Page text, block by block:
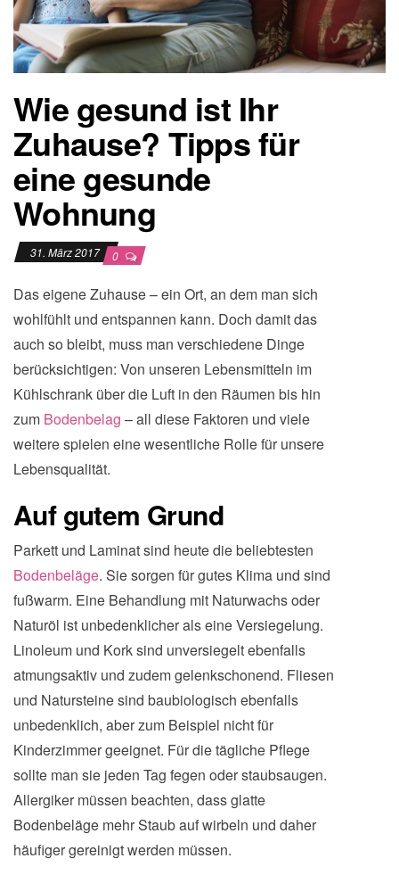
Wie gesund ist Ihr
Zuhause? Tipps für
eine gesunde
Wohnung
31. März 2017 0
Das eigene Zuhause – ein Ort, an dem man sich
wohlfühlt und entspannen kann. Doch damit das
auch so bleibt, muss man verschiedene Dinge
berücksichtigen: Von unseren Lebensmitteln im
Kühlschrank über die Luft in den Räumen bis hin
zum Bodenbelag – all diese Faktoren und viele
weitere spielen eine wesentliche Rolle für unsere
Lebensqualität.
Auf gutem Grund
Parkett und Laminat sind heute die beliebtesten
Bodenbeläge. Sie sorgen für gutes Klima und sind
fußwarm. Eine Behandlung mit Naturwachs oder
Naturöl ist unbedenklicher als eine Versiegelung.
Linoleum und Kork sind unversiegelt ebenfalls
atmungsaktiv und zudem gelenkschonend. Fliesen
und Natursteine sind baubiologisch ebenfalls
unbedenklich, aber zum Beispiel nicht für
Kinderzimmer geeignet. Für die tägliche Pflege
sollte man sie jeden Tag fegen oder staubsaugen.
Allergiker müssen beachten, dass glatte
Bodenbeläge mehr Staub auf wirbeln und daher
häufiger gereinigt werden müssen.